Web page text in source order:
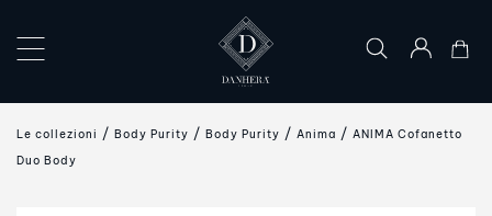
×
LE
COLLEZIONI
Le collezioni Body Purity Body Purity Anima
ANIMA Cofanetto
Duo Body